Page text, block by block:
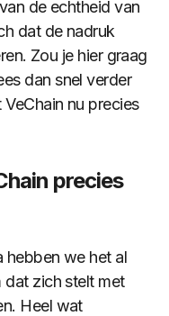
de echtheid van
dat de nadruk
Zou je hier graag
dan snel verder
nu precies
precies
hebben we het al
dat zich stelt met
Heel wat